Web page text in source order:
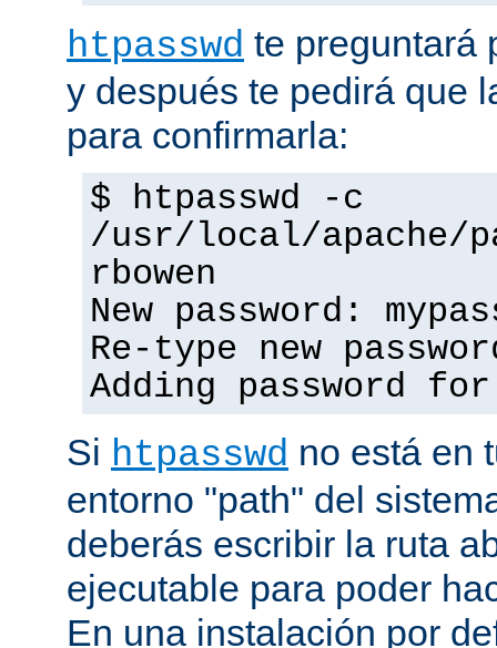
htpasswd te preguntará
y después te pedirá que
para confirmarla:
$ htpasswd -c
/usr/local/apache/
rbowen
New password:
Re-type new
Adding password
Si htpasswd no está en
entorno "path" del
deberás escribir la ruta
ejecutable para poder
En una instalación por